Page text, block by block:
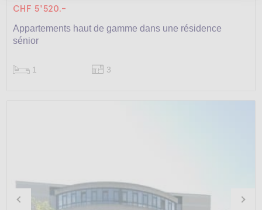
CHF 5'520.-
Appartements haut de gamme dans une résidence
sénior
1 3